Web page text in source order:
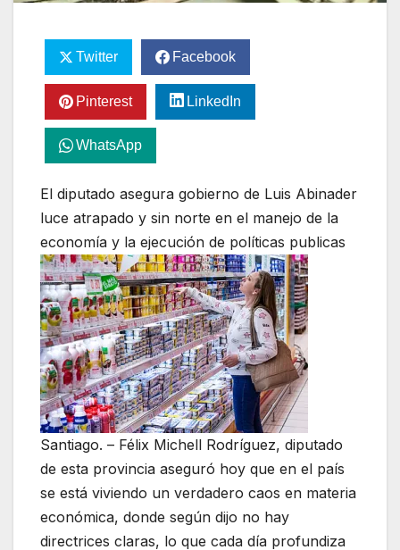
Twitter Facebook
Pinterest LinkedIn
WhatsApp
El diputado asegura gobierno de Luis Abinader
luce atrapado y sin norte en el manejo de la
economía y la ejecución de políticas publicas
Santiago. – Félix Michell Rodríguez, diputado
de esta provincia aseguró hoy que en el país
se está viviendo un verdadero caos en materia
económica, donde según dijo no hay
directrices claras, lo que cada día profundiza